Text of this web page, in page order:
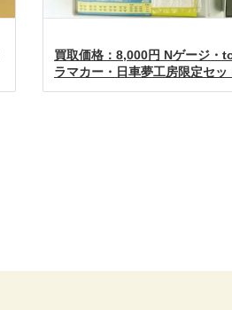
買取価格：8,000円 Nゲージ・
ラマカー・日車夢工房限定セッ